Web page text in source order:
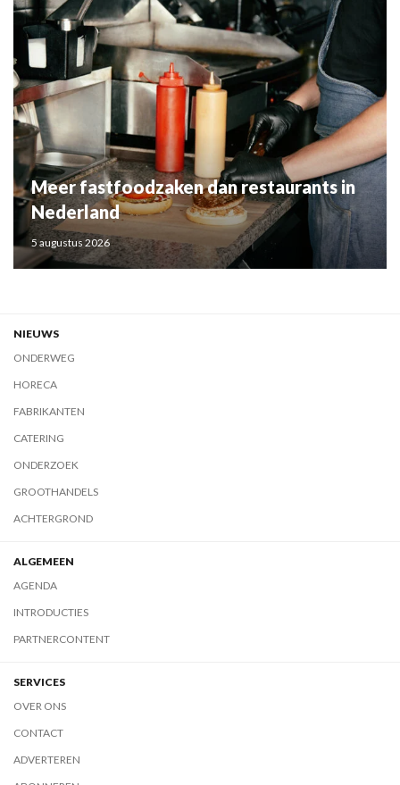
Meer fastfoodzaken dan restaurants in
Nederland
5 augustus 2026
NIEUWS
ONDERWEG
HORECA
FABRIKANTEN
CATERING
ONDERZOEK
GROOTHANDELS
ACHTERGROND
ALGEMEEN
AGENDA
INTRODUCTIES
PARTNERCONTENT
SERVICES
OVER ONS
CONTACT
ADVERTEREN